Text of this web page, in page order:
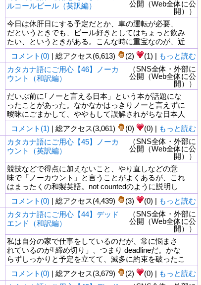
ルコールビール（英訳編）
公開（Web全体に公
開））
今日は休肝日にする予定だとか、車の運転が必要、
だというときでも、ビール好きとしてはちょっと飲み
たい、というときがある。こんな時に重宝なのが、近
コメント(0) | 総アクセス(6,613) (2) (1) | もっと読む
カタカナ語にご用心【46】ノーカ
ウント（和訳編）
（SNS全体・外部に
公開（Web全体に公
開））
だいぶ前に｢ノーと言える日本」という本が話題にな
ったことがあった。なかなかはっきりノーと言えずに
曖昧にごまかして、ややもして誤解されがちな日本人
コメント(1) | 総アクセス(3,061) (0) (0) | もっと読む
カタカナ語にご用心【45】ノーカ
ウント（英訳編）
（SNS全体・外部に
公開（Web全体に公
開））
競技などで得点に加えないこと、やり直しなどの意
味で「ノーカウント」と言うことがよくあるが、これ
はまったくの和製英語。not countedのように説明し
コメント(0) | 総アクセス(4,439) (3) (0) | もっと読む
カタカナ語にご用心【44】デッド
エンド（和訳編）
（SNS全体・外部に
公開（Web全体に公
開））
私は自分の家で仕事をしているのだが、常に悩まさ
れているのが｢締め切り」、つまり deadlineだ。かな
らずしっかりと予定を立てて、滅多に約束を破ったこ
コメント(0) | 総アクセス(3,679) (2) (0) | もっと読む